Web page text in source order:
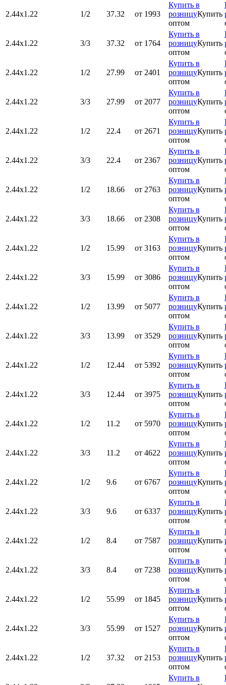
2.44х1.22 1/2 37.32 от 1993
Купить в
розницуКупить
оптом
2.44х1.22 3/3 37.32 от 1764
Купить в
розницуКупить
оптом
2.44х1.22 1/2 27.99 от 2401
Купить в
розницуКупить
оптом
2.44х1.22 3/3 27.99 от 2077
Купить в
розницуКупить
оптом
2.44х1.22 1/2 22.4 от 2671
Купить в
розницуКупить
оптом
2.44х1.22 3/3 22.4 от 2367
Купить в
розницуКупить
оптом
2.44х1.22 1/2 18.66 от 2763
Купить в
розницуКупить
оптом
2.44х1.22 3/3 18.66 от 2308
Купить в
розницуКупить
оптом
2.44х1.22 1/2 15.99 от 3163
Купить в
розницуКупить
оптом
2.44х1.22 3/3 15.99 от 3086
Купить в
розницуКупить
оптом
2.44х1.22 1/2 13.99 от 5077
Купить в
розницуКупить
оптом
2.44х1.22 3/3 13.99 от 3529
Купить в
розницуКупить
оптом
2.44х1.22 1/2 12.44 от 5392
Купить в
розницуКупить
оптом
2.44х1.22 3/3 12.44 от 3975
Купить в
розницуКупить
оптом
2.44х1.22 1/2 11.2 от 5970
Купить в
розницуКупить
оптом
2.44х1.22 3/3 11.2 от 4622
Купить в
розницуКупить
оптом
2.44х1.22 1/2 9.6 от 6767
Купить в
розницуКупить
оптом
2.44х1.22 3/3 9.6 от 6337
Купить в
розницуКупить
оптом
2.44х1.22 1/2 8.4 от 7587
Купить в
розницуКупить
оптом
2.44х1.22 3/3 8.4 от 7238
Купить в
розницуКупить
оптом
2.44х1.22 1/2 55.99 от 1845
Купить в
розницуКупить
оптом
2.44х1.22 3/3 55.99 от 1527
Купить в
розницуКупить
оптом
2.44х1.22 1/2 37.32 от 2153
Купить в
розницуКупить
оптом
Купить в